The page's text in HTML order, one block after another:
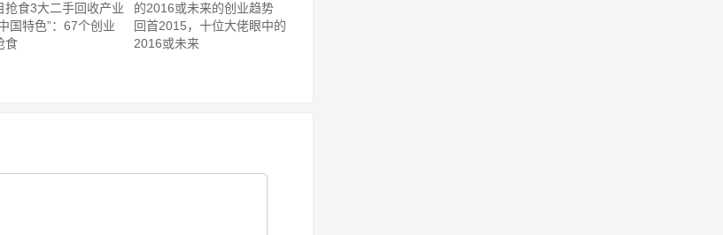
国特色”：67个创业
食
回首2015，十位大佬眼中的
2016或未来